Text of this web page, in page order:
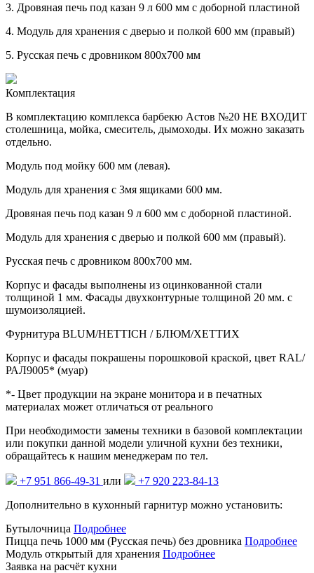
3. Дровяная печь под казан 9 л 600 мм с доборной пластиной
4. Модуль для хранения с дверью и полкой 600 мм (правый)
5. Русская печь с дровником 800х700 мм
Комплектация
В комплектацию комплекса барбекю Астов №20 НЕ ВХОДИТ
столешница, мойка, смеситель, дымоходы. Их можно заказать
отдельно.
Модуль под мойку 600 мм (левая).
Модуль для хранения с 3мя ящиками 600 мм.
Дровяная печь под казан 9 л 600 мм с доборной пластиной.
Модуль для хранения с дверью и полкой 600 мм (правый).
Русская печь с дровником 800х700 мм.
Корпус и фасады выполнены из оцинкованной стали
толщиной 1 мм. Фасады двухконтурные толщиной 20 мм. с
шумоизоляцией.
Фурнитура BLUM/HETTICH / БЛЮМ/ХЕТТИХ
Корпус и фасады покрашены порошковой краской, цвет RAL/
РАЛ9005* (муар)
*- Цвет продукции на экране монитора и в печатных
материалах может отличаться от реального
При необходимости замены техники в базовой комплектации
или покупки данной модели уличной кухни без техники,
обращайтесь к нашим менеджерам по тел.
+7 951 866-49-31 или
+7 920 223-84-13
Дополнительно в кухонный гарнитур можно установить:
Бутылочница Подробнее
Пицца печь 1000 мм (Русская печь) без дровника Подробнее
Модуль открытый для хранения Подробнее
Заявка на расчёт кухни